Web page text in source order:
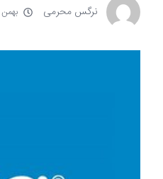
نرگس محرمی بهمن ۱۸, ۱۴۰۰